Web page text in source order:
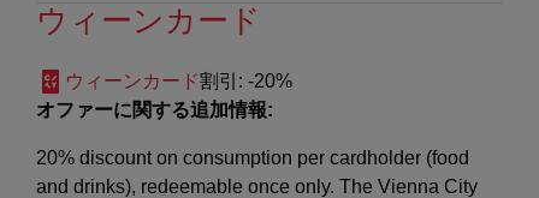
ウィーンカード
ウィーンカード割引 : -20%
オファーに関する追加情報:
20% discount on consumption per cardholder (food
and drinks), redeemable once only. The Vienna City